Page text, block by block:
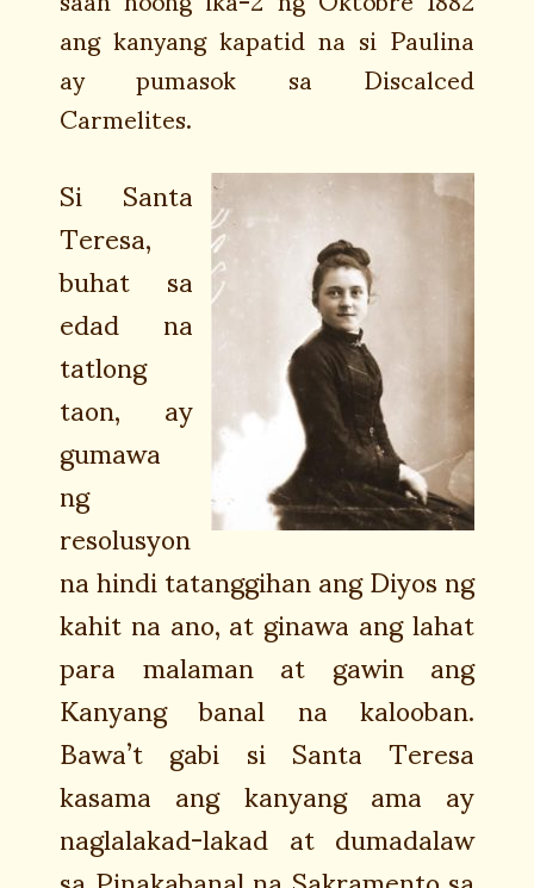
ang kanyang kapatid na si Paulina
ay pumasok sa Discalced
Carmelites.
Si Santa
Teresa,
buhat sa
edad na
tatlong
taon, ay
gumawa
ng
resolusyon
na hindi tatanggihan ang Diyos ng
kahit na ano, at ginawa ang lahat
para malaman at gawin ang
Kanyang banal na kalooban.
Bawa’t gabi si Santa Teresa
kasama ang kanyang ama ay
naglalakad-lakad at dumadalaw